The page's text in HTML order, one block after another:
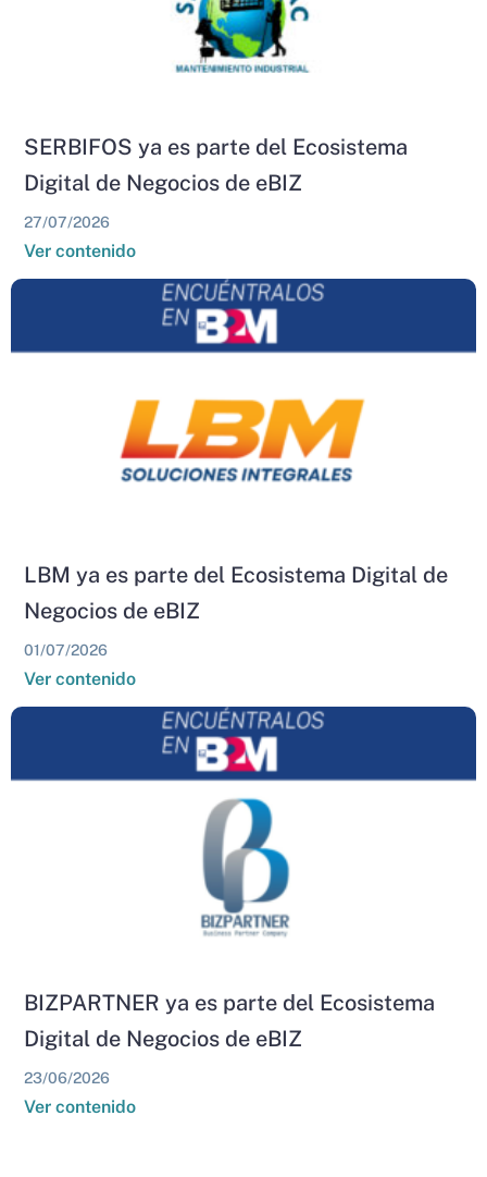
SERBIFOS ya es parte del Ecosistema
Digital de Negocios de eBIZ
27/07/2026
Ver contenido
LBM ya es parte del Ecosistema Digital de
Negocios de eBIZ
01/07/2026
Ver contenido
BIZPARTNER ya es parte del Ecosistema
Digital de Negocios de eBIZ
23/06/2026
Ver contenido